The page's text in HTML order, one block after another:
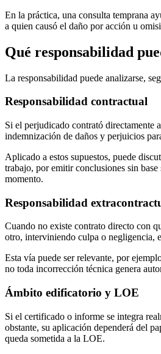
En la práctica, una consulta temprana
a quien causó el daño por acción u
Qué responsabilidad
La responsabilidad puede analizarse,
Responsabilidad contractual
Si el perjudicado contrató directamente
indemnización de daños y perjuicios
Aplicado a estos supuestos, puede
trabajo, por emitir conclusiones sin
momento.
Responsabilidad
Cuando no existe contrato directo con
otro, interviniendo culpa o negligencia,
Esta vía puede ser relevante, por
no toda incorrección técnica genera
Ámbito edificatorio y LOE
Si el certificado o informe se integra
obstante, su aplicación dependerá del
queda sometida a la LOE.